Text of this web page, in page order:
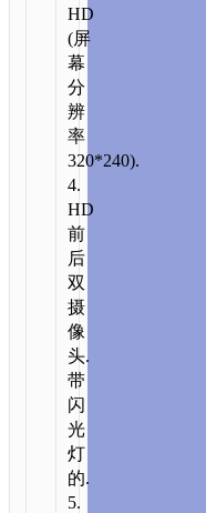
HD
(屏
幕
分
辨
率
320*240).
4.
HD
前
后
双
摄
像
头.
带
闪
光
灯
的.
5.